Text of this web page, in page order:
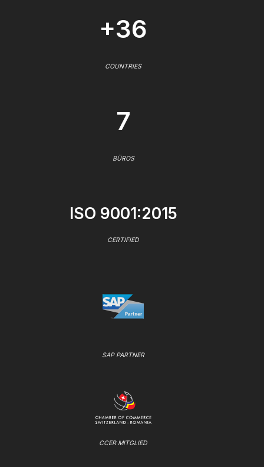
+36
COUNTRIES
7
BÜROS
ISO 9001:2015
CERTIFIED
SAP PARTNER
CCER MITGLIED